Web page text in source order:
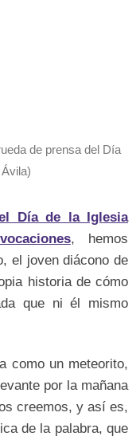
de prensa del Día
Día de la Iglesia
, hemos
el joven diácono de
historia de cómo
que ni él mismo
como un meteorito,
por la mañana
creemos, y así es,
de la palabra, que